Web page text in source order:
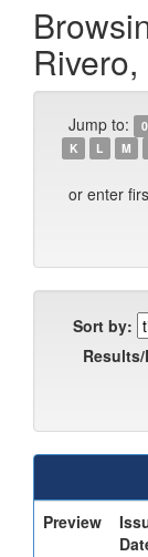
Jump to:
K
L M
or enter
Sort by:
Results/
Preview